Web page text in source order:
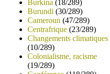
Burkina (18/289)
Burundi (30/289)
Cameroun (47/289)
Centrafrique (23/289)
Changements climatiques
(10/289)
Colonialisme, racisme
(19/289)